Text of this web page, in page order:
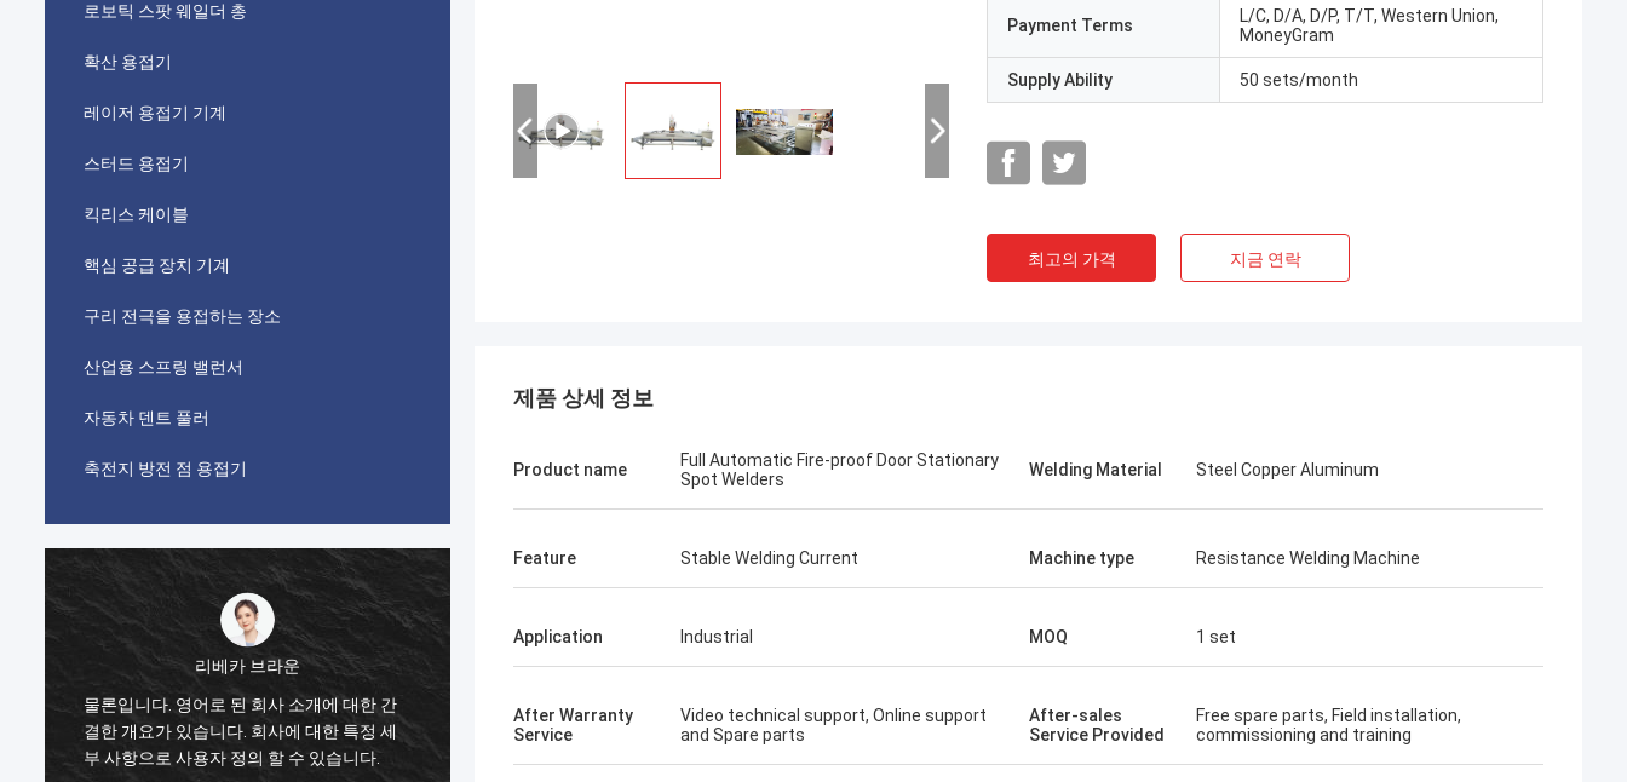
로보틱 스팟 웨일더 총
확산 용접기
레이저 용접기 기계
스터드 용접기
킥리스 케이블
핵심 공급 장치 기계
구리 전극을 용접하는 장소
산업용 스프링 밸런서
자동차 덴트 풀러
축전지 방전 점 용접기
리베카 브라운
입니다. 영어로 된 회사 소개에 대한 간
개요가 있습니다. 회사에 대한 특정 세
항으로 사용자 정의 할 수 있습니다.
이 제품 은 친구 에게 추천 되었습니다. 구매
한 후, 품질 이 정말 좋고, 표면 이 매끄럽고,
페인트 가 떨어지지 않고, 견고 하고 내구성
있는 제품 이라고 생각 했습니다. 구매 할 만
폴란드로부터의 크리스 크즈우르크자크
귀사에 대한 자세한 정보를 각 섹션별로 자유
롭게 추가하세요. 더 구체적인 예시나 추가적
Payment Terms
L/C, D/A, D/P, T/T, Western Union,
MoneyGram
Supply Ability 50 sets/month
최고의 가격 지금 연락
제품 상세 정보
Product name
Full Automatic Fire-proof Door Stationary
Spot Welders
Welding Material Steel Copper Aluminum
Feature Stable Welding Current Machine type Resistance Welding Machine
Application Industrial MOQ 1 set
After Warranty
Service
Video technical support, Online support
and Spare parts
After-sales
Service Provided
Free spare parts, Field installation,
commissioning and training